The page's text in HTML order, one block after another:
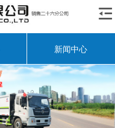

新闻中心